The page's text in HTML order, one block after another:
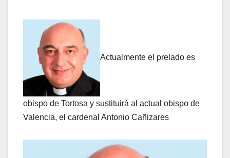
Actualmente el prelado es
obispo de Tortosa y sustituirá al actual obispo de
Valencia, el cardenal Antonio Cañizares